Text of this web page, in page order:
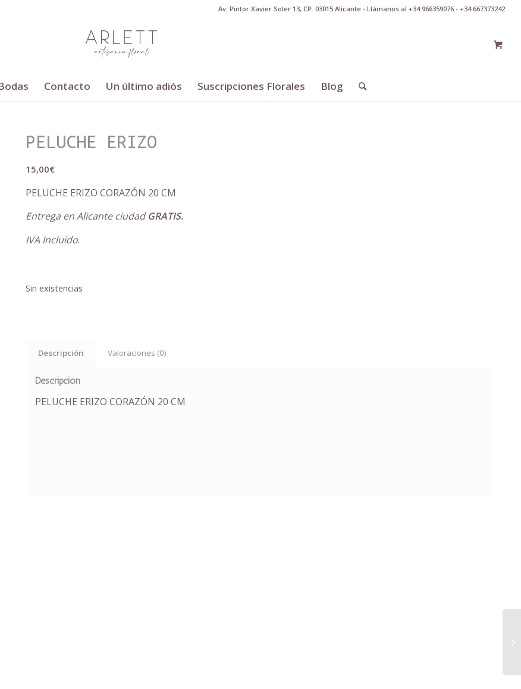
Av. Pintor Xavier Soler 13, CP. 03015 Alicante - Llámanos al +34 966359076 - +34 667373242
Contacto Un último adiós Suscripciones Florales Blog
PELUCHE ERIZO
15,00€
PELUCHE ERIZO CORAZÓN 20 CM
Entrega en Alicante ciudadGRATIS.
IVA Incluido.
Sin existencias
Descripción Valoraciones (0)
Descripción
PELUCHE ERIZO CORAZÓN 20 CM